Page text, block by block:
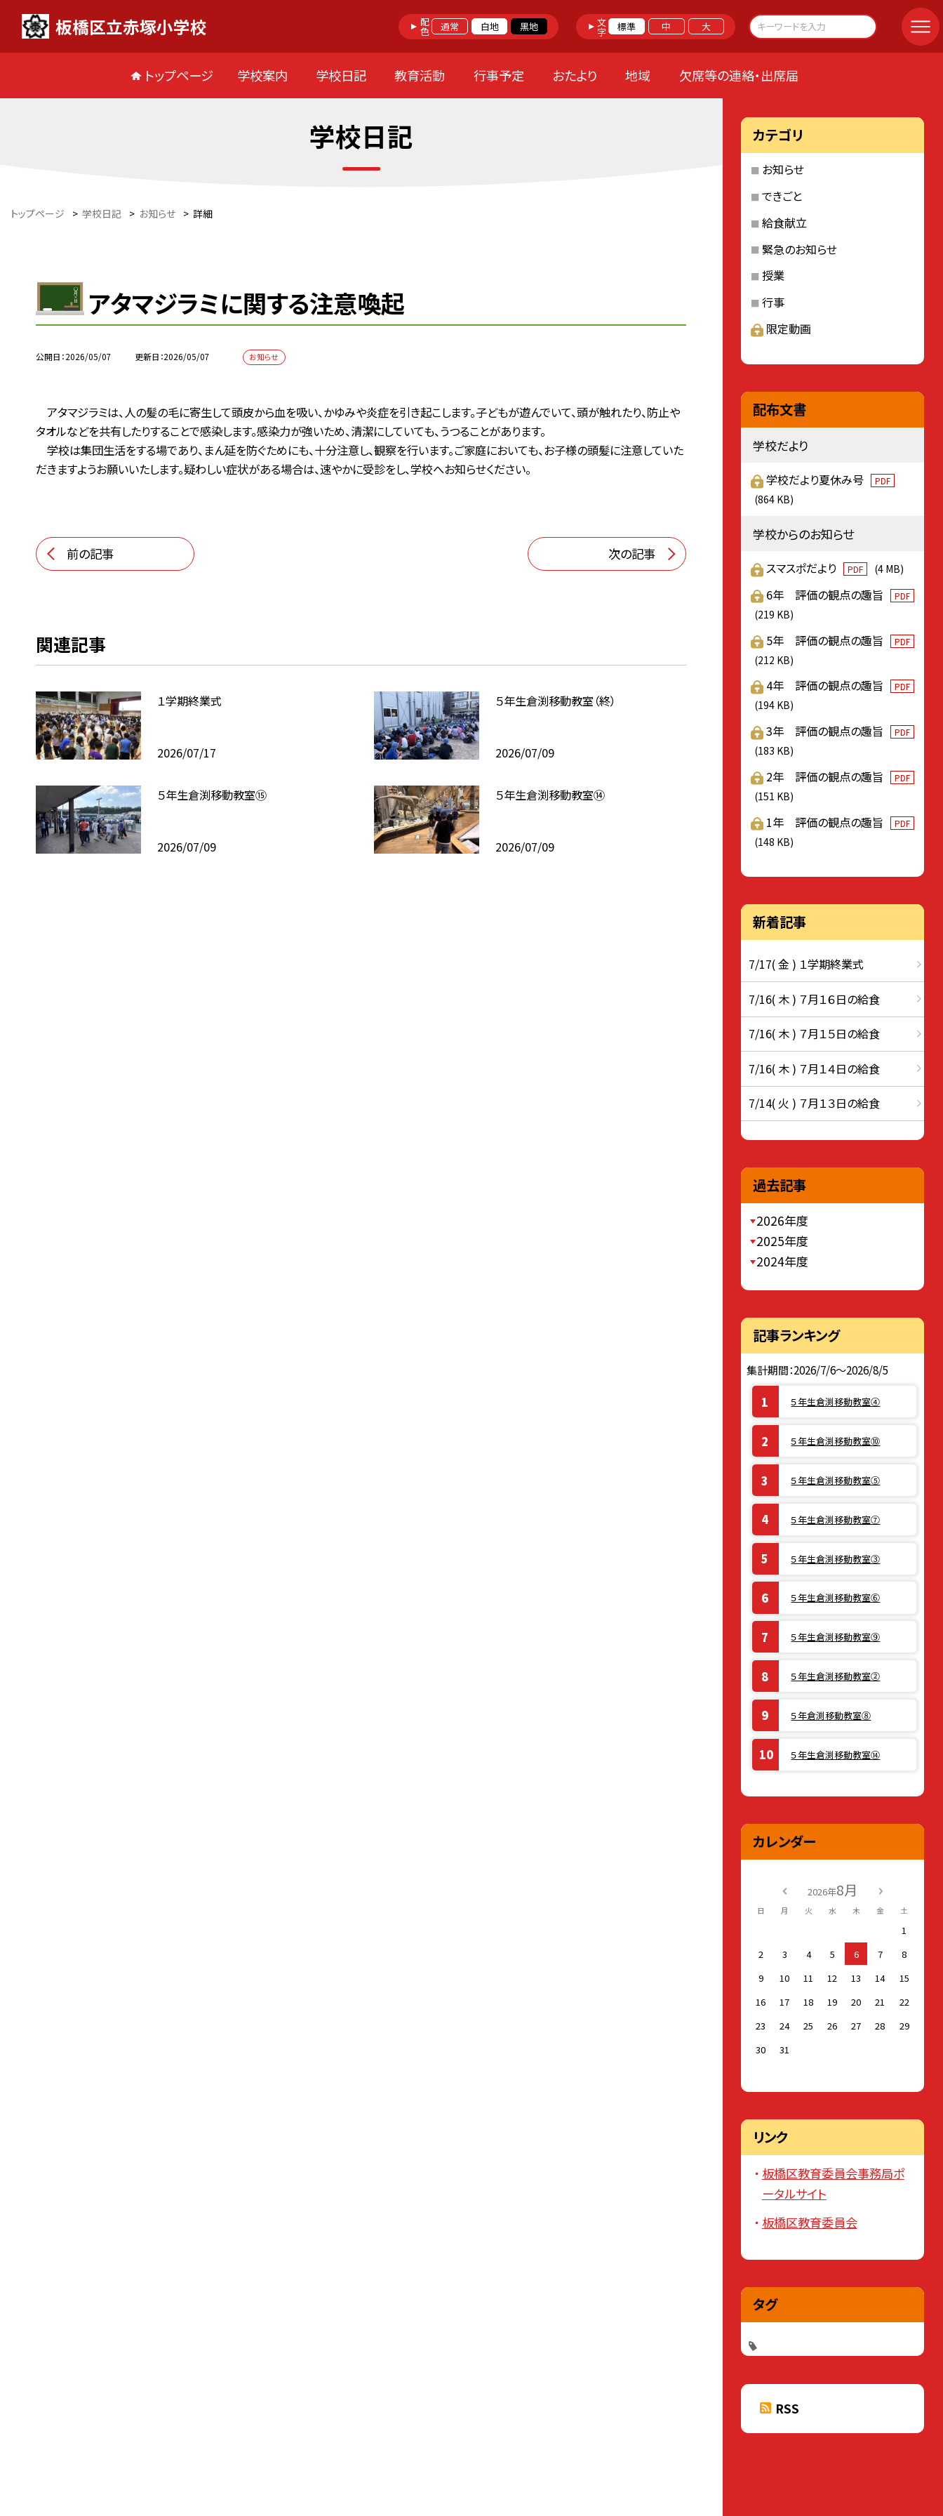
板橋区立赤塚小学校 配色 通常 白地 黒地 文字 標準 中 大
トップページ 学校案内 学校日記 教育活動 行事予定 おたより 地域 欠席等の連絡・出席届
学校日記
トップページ > 学校日記 > お知らせ > 詳細
アタマジラミに関する注意喚起
公開日 2026/05/07 更新日 2026/05/07 お知らせ
アタマジラミは、人の髪の毛に寄生して頭皮から血を吸い、かゆみや炎症を引き起こします。子どもが遊んでいて、頭が触れたり、防止や
タオルなどを共有したりすることで感染します。感染力が強いため、清潔にしていても、うつることがあります。
学校は集団生活をする場であり、まん延を防ぐためにも、十分注意し、観察を行います。ご家庭においても、お子様の頭髪に注意していた
だきますようお願いいたします。疑わしい症状がある場合は、速やかに受診をし、学校へお知らせください。
前の記事 次の記事
関連記事
１学期終業式
2026/07/17
５年生倉渕移動教室（終）
2026/07/09
５年生倉渕移動教室⑮
2026/07/09
５年生倉渕移動教室⑭
2026/07/09
カテゴリ
お知らせ
できごと
給食献立
緊急のお知らせ
授業
行事
限定動画
配布文書
学校だより
学校だより夏休み号 PDF
(864 KB)
学校からのお知らせ
スマスポだより PDF (4 MB)
6年 評価の観点の趣旨 PDF
(219 KB)
5年 評価の観点の趣旨 PDF
(212 KB)
4年 評価の観点の趣旨 PDF
(194 KB)
3年 評価の観点の趣旨 PDF
(183 KB)
2年 評価の観点の趣旨 PDF
(151 KB)
1年 評価の観点の趣旨 PDF
(148 KB)
新着記事
7/17( 金 ) １学期終業式
7/16( 木 ) ７月１６日の給食
7/16( 木 ) ７月１５日の給食
7/16( 木 ) ７月１４日の給食
7/14( 火 ) ７月１３日の給食
過去記事
2026年度
2025年度
2024年度
記事ランキング
集計期間：2026/7/6～2026/8/5
５年生倉渕移動教室④
５年生倉渕移動教室⑩
５年生倉渕移動教室⑤
５年生倉渕移動教室⑦
５年生倉渕移動教室③
５年生倉渕移動教室⑥
５年生倉渕移動教室⑨
５年生倉渕移動教室②
５年倉渕移動教室⑧
５年生倉渕移動教室⑭
カレンダー
2026年8月
日 月 火 水 木 金 土
1
2
3 4 5 6 7
8
9
10 11 12 13 14
15
16
17 18 19 20 21
22
23
24 25 26 27 28
29
30
31
リンク
板橋区教育委員会事務局ポ
ータルサイト
板橋区教育委員会
タグ
RSS